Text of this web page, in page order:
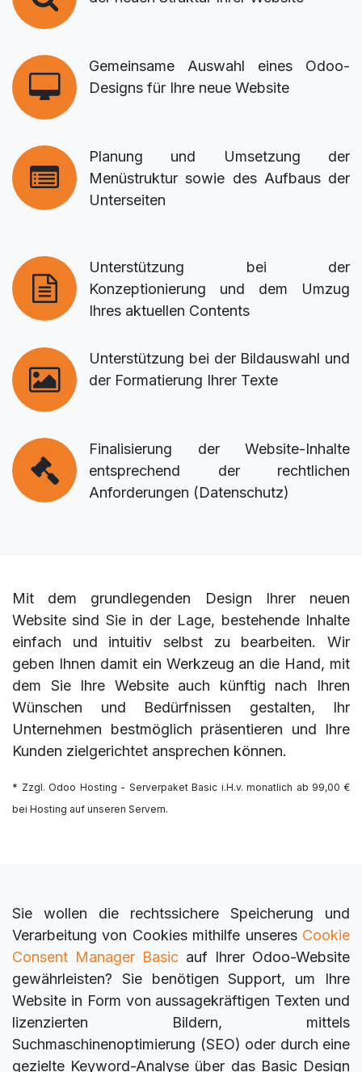
Gemeinsame Auswahl eines Odoo-
Designs für Ihre neue Website
Planung und Umsetzung der
Menüstruktur sowie des Aufbaus der
Unterseiten
Unterstützung bei der
Konzeptionierung und dem Umzug
Ihres aktuellen Contents
Unterstützung bei der Bildauswahl und
der Formatierung Ihrer Texte
Finalisierung der Website-Inhalte
entsprechend der rechtlichen
Anforderungen (Datenschutz)
Mit dem grundlegenden Design Ihrer neuen
Website sind Sie in der Lage, bestehende Inhalte
einfach und intuitiv selbst zu bearbeiten. Wir
geben Ihnen damit ein Werkzeug an die Hand, mit
dem Sie Ihre Website auch künftig nach Ihren
Wünschen und Bedürfnissen gestalten, Ihr
Unternehmen bestmöglich präsentieren und Ihre
Kunden zielgerichtet ansprechen können.
* Zzgl. Odoo Hosting - Serverpaket Basic i.H.v. monatlich ab 99,00 €
bei Hosting auf unseren Servern.
Sie wollen die rechtssichere Speicherung und
Verarbeitung von Cookies mithilfe unseres Cookie
Consent Manager Basic auf Ihrer Odoo-Website
gewährleisten? Sie benötigen Support, um Ihre
Website in Form von aussagekräftigen Texten und
lizenzierten Bildern, mittels
Suchmaschinenoptimierung (SEO) oder durch eine
gezielte Keyword-Analyse über das Basic Design